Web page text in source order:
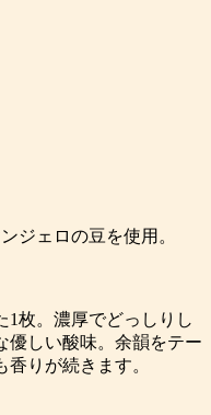
ジェロの豆を使用。
1枚。濃厚でどっしりし
優しい酸味。余韻をテー
りが続きます。